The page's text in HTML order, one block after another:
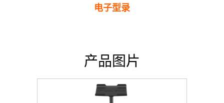
电子型录
产品图片